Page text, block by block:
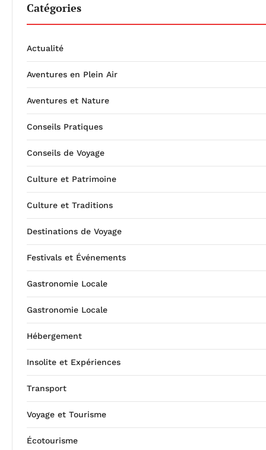
Catégories
Actualité
Aventures en Plein Air
Aventures et Nature
Conseils Pratiques
Conseils de Voyage
Culture et Patrimoine
Culture et Traditions
Destinations de Voyage
Festivals et Événements
Gastronomie Locale
Gastronomie Locale
Hébergement
Insolite et Expériences
Transport
Voyage et Tourisme
Écotourisme